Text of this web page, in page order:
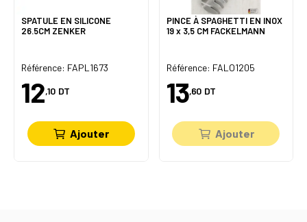
SPATULE EN SILICONE
26.5CM ZENKER
Référence: FAPL1673
12,10 DT
Ajouter
PINCE À SPAGHETTI EN INOX
19 x 3,5 CM FACKELMANN
Référence: FALO1205
13,60 DT
Ajouter